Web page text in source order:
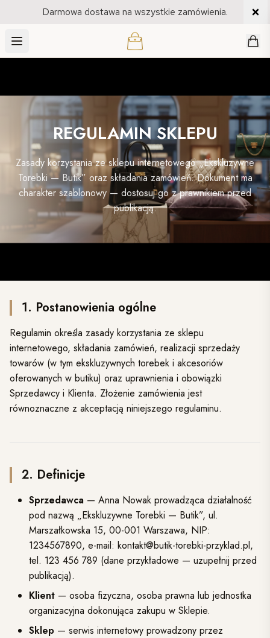
Darmowa dostawa na wszystkie zamówienia.
REGULAMIN SKLEPU
Zasady korzystania ze sklepu internetowego „Ekskluzywne
Torebki — Butik” oraz składania zamówień. Dokument ma
charakter szablonowy — dostosuj go z prawnikiem przed
publikacją.
1. Postanowienia ogólne
Regulamin określa zasady korzystania ze sklepu
internetowego, składania zamówień, realizacji sprzedaży
towarów (w tym ekskluzywnych torebek i akcesoriów
oferowanych w butiku) oraz uprawnienia i obowiązki
Sprzedawcy i Klienta. Złożenie zamówienia jest
równoznaczne z akceptacją niniejszego regulaminu.
2. Definicje
Sprzedawca — Anna Nowak prowadząca działalność
pod nazwą „Ekskluzywne Torebki — Butik”, ul.
Marszałkowska 15, 00-001 Warszawa, NIP:
1234567890, e-mail: kontakt@butik-torebki-przyklad.pl,
tel. 123 456 789 (dane przykładowe — uzupełnij przed
publikacją).
Klient — osoba fizyczna, osoba prawna lub jednostka
organizacyjna dokonująca zakupu w Sklepie.
Sklep — serwis internetowy prowadzony przez